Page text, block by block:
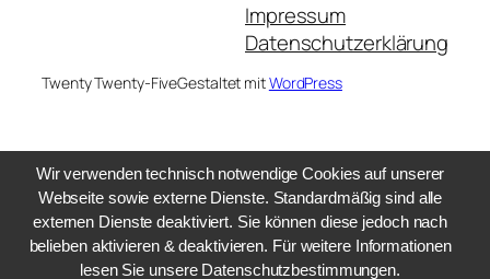
Impressum
Datenschutzerklärung
Twenty Twenty-FiveGestaltet mitWordPress
Wir verwenden technisch notwendige Cookies auf unserer
Webseite sowie externe Dienste. Standardmäßig sind alle
externen Dienste deaktiviert. Sie können diese jedoch nach
belieben aktivieren & deaktivieren. Für weitere Informationen
lesen Sie unsere Datenschutzbestimmungen.